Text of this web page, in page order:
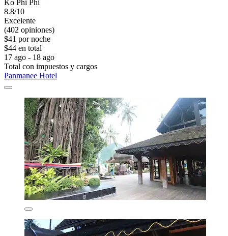
Ko Phi Phi
8.8/10
Excelente
(402 opiniones)
$41 por noche
$44 en total
17 ago - 18 ago
Total con impuestos y cargos
Panmanee Hotel